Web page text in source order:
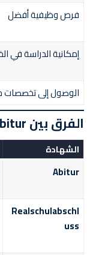
فرص وظيفية أفضل
إمكانية الدراسة في
الوصول إلى
الفرق بين Abitur والشهادات الأخرى
الشهادة
Abitur
Realschulabschl
uss